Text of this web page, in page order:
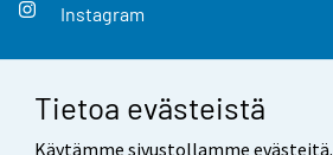
Tietoa evästeistä
Käytämme sivustollamme evästeitä.
Instagram
Yhteystiedot